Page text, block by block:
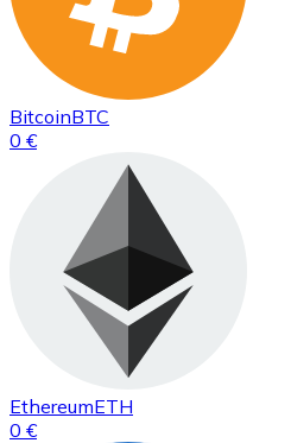
BitcoinBTC
0 €
EthereumETH
0 €